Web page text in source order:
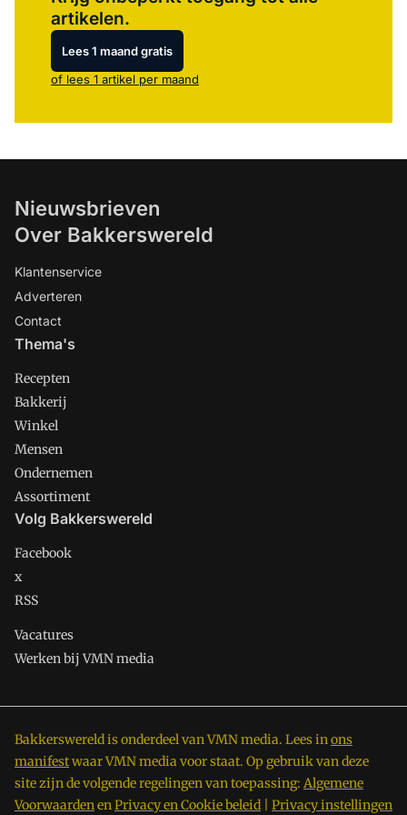
artikelen.
Lees 1 maand gratis
of lees 1 artikel per maand
Nieuwsbrieven
Over Bakkerswereld
Klantenservice
Adverteren
Contact
Thema's
Recepten
Bakkerij
Winkel
Mensen
Ondernemen
Assortiment
Volg Bakkerswereld
Facebook
x
RSS
Vacatures
Werken bij VMN media
Bakkerswereld is onderdeel van VMN media. Lees inons
manifestwaar VMN media voor staat. Op gebruik van deze
site zijn de volgende regelingen van toepassing: Algemene
VoorwaardenenPrivacy en Cookie beleid Privacy instellingen